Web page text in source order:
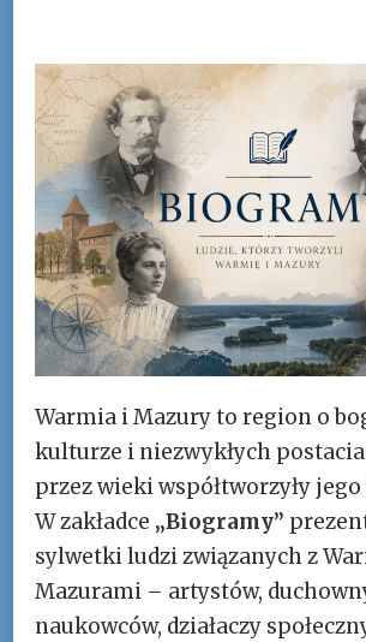
Warmia i Mazury to region o
kulturze i niezwykłych
przez wieki współtworzyły
W zakładce „Biogramy”
sylwetki ludzi związanych z
Mazurami – artystów,
naukowców, działaczy